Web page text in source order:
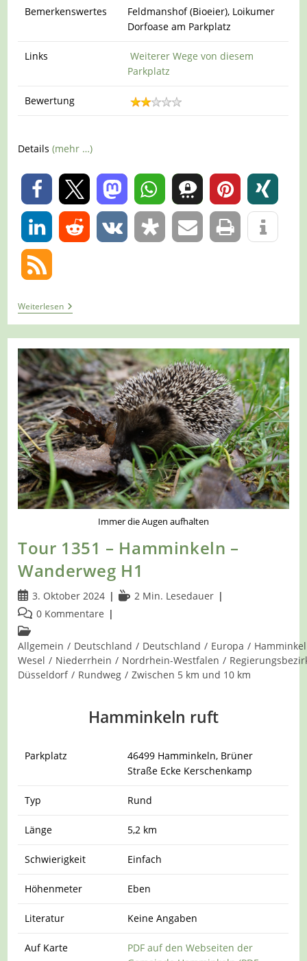
Bemerkenswertes
Feldmanshof (Bioeier), Loikumer
Dorfoase am Parkplatz
Links
Weiterer Wege von diesem
Parkplatz
Bewertung
Details(mehr …)
0
0
WeiterlesenTour
1353
–
Hamminkeln-
Loikum
–
Mit
Dem
L1A
In
Die
Felder
Immer die Augen aufhalten
Tour 1351 – Hamminkeln –
Wanderweg H1
Beitrag
veröffentlicht:
3. Oktober 2024 Lesedauer:
2 Min. Lesedauer
Beitrags-
Kommentare:
0 Kommentare
Beitrags-
Kategorie:
Allgemein / Deutschland / Deutschland / Europa /
Wesel / Niederrhein / Nordrhein-Westfalen /
Düsseldorf / Rundweg / Zwischen 5 km und 10 km
Hamminkeln ruft
Parkplatz
46499 Hamminkeln, Brüner
Straße Ecke Kerschenkamp
Typ Rund
Länge 5,2 km
Schwierigkeit Einfach
Höhenmeter Eben
Literatur Keine Angaben
Auf Karte
PDF auf den Webseiten der